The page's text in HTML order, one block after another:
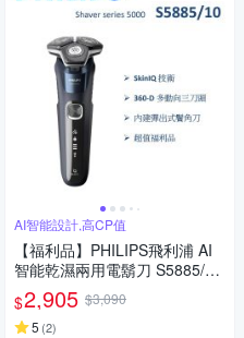
AI智能設計,高CP值
【福利品】PHILIPS飛利浦 AI
智能乾濕兩用電鬍刀 S5885/10
(一年保固)
$2,905 $3,090
5 (2)